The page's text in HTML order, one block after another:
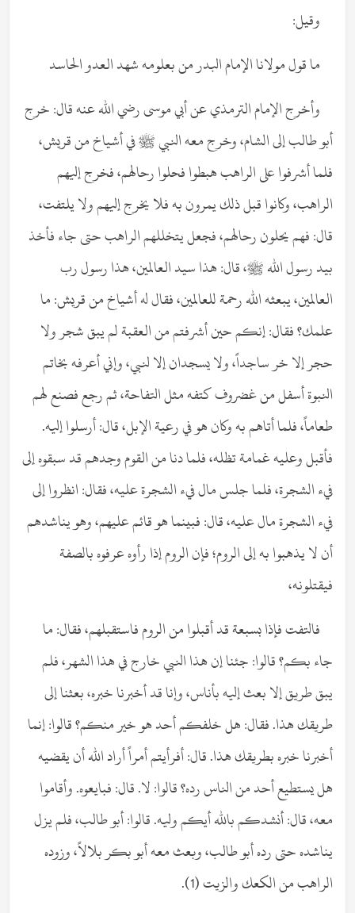
وقيل:
ما قول مولانا الإمام البدر منبعلومه شهد العدو الحاسد
وأخرج الإمام الترمذي عن أبي موسى رضي الله عنه قال: خرج
أبو طالب إلى الشام، وخرج معه النبي ﷺ في أشياخ من قريش،
فلما أشرفوا على الراهب هبطوا فحلوا رحالهم، فخرج إليهم
الراهب، وكانوا قبل ذلك يمرون به فلا يخرج إليهم ولا يلتفت،
قال: فهم يحلون رحالهم، فجعل يتخللهم الراهب حتى جاء فأخذ
بيد رسول الله ﷺ، قال: هذا سيد العالمين، هذا رسول رب
العالمين، يبعثه الله رحمة للعالمين، فقال له أشياخ من قريش: ما
علمك؟ فقال: إنكم حين أشرفتم من العقبة لم يبق شجر ولا
حجر إلا خر ساجداً، ولا يسجدان إلا لنبي، وإني أعرفه بخاتم
النبوة أسفل من غضروف كتفه مثل التفاحة، ثم رجع فصنع لهم
طعاماً، فلما أتاهم به وكان هو في رعية الإبل، قال: أرسلوا إليه.
فأقبل وعليه غمامة تظله، فلما دنا من القوم وجدهم قد سبقوه إلى
فيء الشجرة، فلما جلس مال فيء الشجرة عليه، فقال: انظروا إلى
فيء الشجرة مال عليه، قال: فبينما هو قائم عليهم، وهو يناشدهم
أن لا يذهبوا به إلى الروم؛ فإن الروم إذا رأوه عرفوه بالصفة
فيقتلونه،
فالتفت فإذا بسبعة قد أقبلوا من الروم فاستقبلهم، فقال: ما
جاء بكم؟ قالوا: جئنا إن هذا النبي خارج في هذا الشهر، فلم
يبق طريق إلا بعث إليه بأناس، وإنا قد أخبرنا خبره، بعثنا إلى
طريقك هذا. فقال: هل خلفكم أحد هو خير منكم؟ قالوا: إنما
أخبرنا خبره بطريقك هذا. قال: أفرأيتم أمراً أراد الله أن يقضيه
هل يستطيع أحد من الناس رده؟ قالوا: لا. قال: فبايعوه. وأقاموا
معه، قال: أنشدكم بالله أيكم وليه. قالوا: أبو طالب، فلم يزل
يناشده حتى رده أبو طالب، وبعث معه أبو بكر بلالاً، وزوده
الراهب من الكعك والزيت (1).